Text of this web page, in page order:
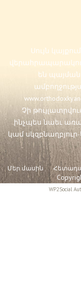
Սույն
են
Չի
ինչպես նաեւ
կամ
Մեր մասին
WP2Social